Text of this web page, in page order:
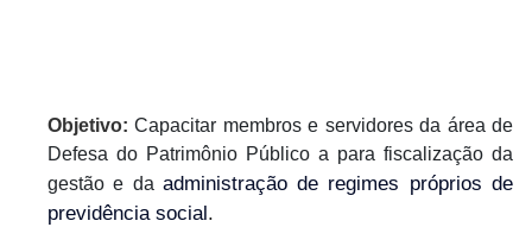
Objetivo:Capacitar membros e servidores da área de
Defesa do Patrimônio Público a para fiscalização da
gestão e da administração de regimes próprios de
previdência social .